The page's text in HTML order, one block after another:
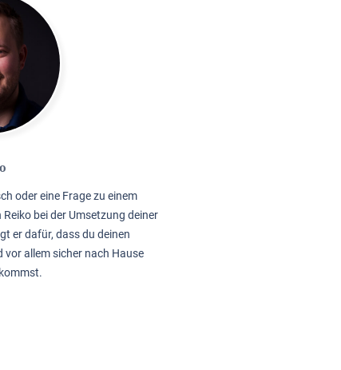
oder eine Frage zu einem
bei der Umsetzung deiner
er dafür, dass du deinen
allem sicher nach Hause